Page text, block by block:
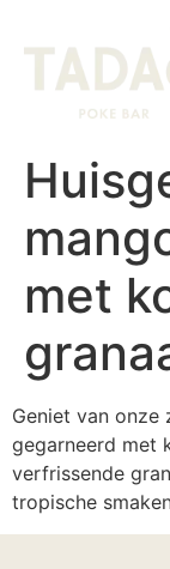
met
Geniet van onze
gegarneerd met
verfrissende
tropische